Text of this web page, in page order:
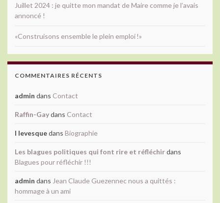
Juillet 2024 : je quitte mon mandat de Maire comme je l’avais
annoncé !
«Construisons ensemble le plein emploi !»
COMMENTAIRES RÉCENTS
admin dans Contact
Raffin-Gaydans Contact
l levesquedans Biographie
Les blagues politiques qui font rire et réfléchirdans
Blagues pour réfléchir !!!
admin dans Jean Claude Guezennec nous a quittés :
hommage à un ami